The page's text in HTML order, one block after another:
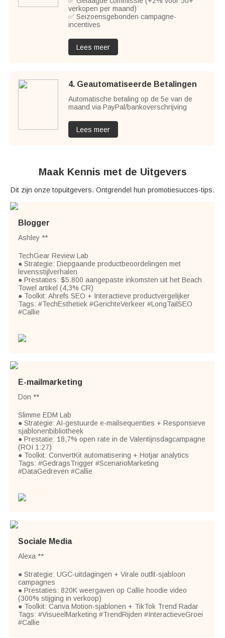
verkopen per maand)
✅ Seizoensgebonden campagne-
incentives
Lees meer
4. Geautomatiseerde Betalingen
Automatische betaling op de 5e van de
maand via PayPal/bankoverschrijving
Lees meer
Maak Kennis met de Uitgevers
Dit zijn onze topuitgevers. Ontgrendel hun promotiesucces-tips.
Blogger
Ashley **
TechGear Review Lab
● Strategie: Diepgaande productbeoordelingen met
levensstijlverhalen
● Prestaties: $5.800 aangepaste inkomsten uit het Beach
Towel artikel (4,3% CR)
● Toolkit: Ahrefs SEO + Interactieve productvergelijker
Tags: #TechEsthetiek #GerichteVerkeer #LongTailSEO
#Callie
E-mailmarketing
Don **
Slimme EDM Lab
● Strategie: AI-gestuurde e-mailsequenties + Responsieve
sjablonenbibliotheek
● Prestatie: 18,7% open rate in de Valentijnsdagcampagne
(ROI 1:27)
● Toolkit: ConvertKit automatisering + Hotjar analytics
Tags: #GedragsTrigger #ScenarioMarketing
#DataGedreven #Callie
Sociale Media
Alexa **
● Strategie: UGC-uitdagingen + Virale outfit-sjabloon
campagnes
● Prestaties: 820K weergaven op Callie hoodie video
(300% stijging in verkoop)
● Toolkit: Canva Motion-sjablonen + TikTok Trend Radar
Tags: #VisueelMarketing #TrendRijden #InteractieveGroei
#Callie